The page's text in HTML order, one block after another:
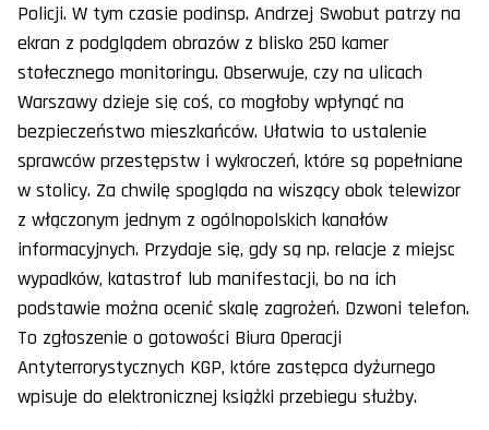
Policji. W tym czasie podinsp. Andrzej Swobut patrzy na
ekran z podglądem obrazów z blisko 250 kamer
stołecznego monitoringu. Obserwuje, czy na ulicach
Warszawy dzieje się coś, co mogłoby wpłynąć na
bezpieczeństwo mieszkańców. Ułatwia to ustalenie
sprawców przestępstw i wykroczeń, które są popełniane
w stolicy. Za chwilę spogląda na wiszący obok telewizor
z włączonym jednym z ogólnopolskich kanałów
informacyjnych. Przydaje się, gdy są np. relacje z miejsc
wypadków, katastrof lub manifestacji, bo na ich
podstawie można ocenić skalę zagrożeń. Dzwoni telefon.
To zgłoszenie o gotowości Biura Operacji
Antyterrorystycznych KGP, które zastępca dyżurnego
wpisuje do elektronicznej książki przebiegu służby.